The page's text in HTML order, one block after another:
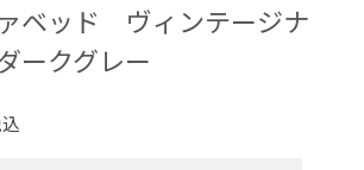
ベッド ヴィンテージナ
ークグレー